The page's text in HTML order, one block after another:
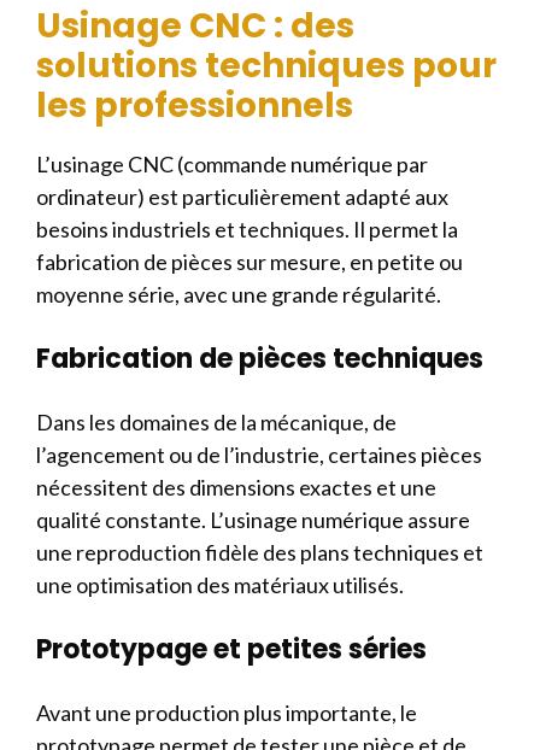
Usinage CNC : des
solutions techniques pour
les professionnels
L’usinage CNC (commande numérique par
ordinateur) est particulièrement adapté aux
besoins industriels et techniques. Il permet la
fabrication de pièces sur mesure, en petite ou
moyenne série, avec une grande régularité.
Fabrication de pièces techniques
Dans les domaines de la mécanique, de
l’agencement ou de l’industrie, certaines pièces
nécessitent des dimensions exactes et une
qualité constante. L’usinage numérique assure
une reproduction fidèle des plans techniques et
une optimisation des matériaux utilisés.
Prototypage et petites séries
Avant une production plus importante, le